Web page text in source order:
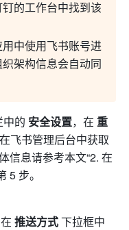
的工作台中找到该
中使用飞书账号进
架构信息会自动同
中的 安全设置，在 重
飞书管理后台中获取
信息请参考本文“2. 在
5 步。
在 推送方式 下拉框中